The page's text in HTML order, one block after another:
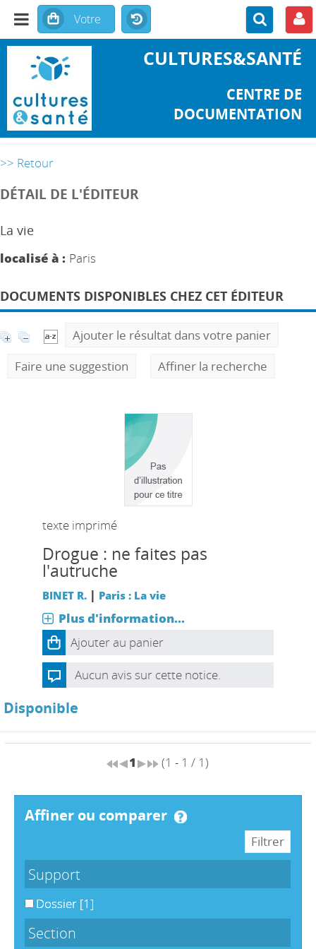
CULTURES&SANTÉ
CENTRE DE
DOCUMENTATION
>> Retour
DÉTAIL DE L'ÉDITEUR
La vie
localisé à : Paris
DOCUMENTS DISPONIBLES CHEZ CET ÉDITEUR
Ajouter le résultat dans votre panier
Faire une suggestion
Affiner la recherche
texte imprimé
Drogue : ne faites pas
l'autruche
BINET R. | Paris : La vie
Plus d'information...
Ajouter au panier
Aucun avis sur cette notice.
Disponible
1 (1 - 1 / 1)
affiner ou comparer
Support
Dossier [1]
Section